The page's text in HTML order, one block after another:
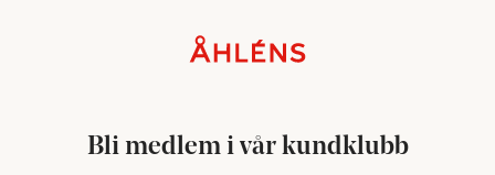
Bli medlem i vår kundklubb